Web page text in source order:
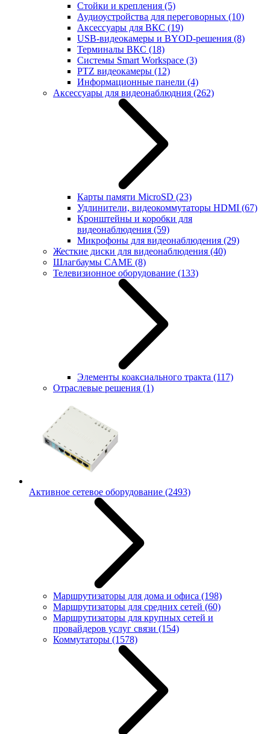
Стойки и крепления (5)
Аудиоустройства для переговорных (10)
Аксессуары для ВКС (19)
USB-видеокамеры и BYOD-решения (8)
Терминалы ВКС (18)
Системы Smart Workspace (3)
PTZ видеокамеры (12)
Информационные панели (4)
Аксессуары для видеонаблюдния (262)
Карты памяти MicroSD (23)
Удлинители, видеокоммутаторы HDMI (67)
Кронштейны и коробки для
видеонаблюдения (59)
Микрофоны для видеонаблюдения (29)
Жесткие диски для видеонаблюдения (40)
Шлагбаумы CAME (8)
Телевизионное оборудование (133)
Элементы коаксиального тракта (117)
Отраслевые решения (1)
Активное сетевое оборудование (2493)
Маршрутизаторы для дома и офиса (198)
Маршрутизаторы для средних сетей (60)
Маршрутизаторы для крупных сетей и
провайдеров услуг связи (154)
Коммутаторы (1578)